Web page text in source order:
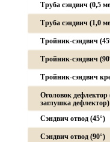
Труба сэндвич (0,5
Труба сэндвич (1,0
Тройник-сэндвич
Тройник-сэндвич
Тройник-сэндвич
Оголовок дефлектор
заглушка дефлектор)
Сэндвич отвод (45°)
Сэндвич отвод (90°)